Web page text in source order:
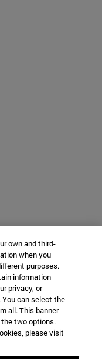
own and third-
when you
purposes.
information
privacy, or
can select the
all. This banner
two options.
please visit